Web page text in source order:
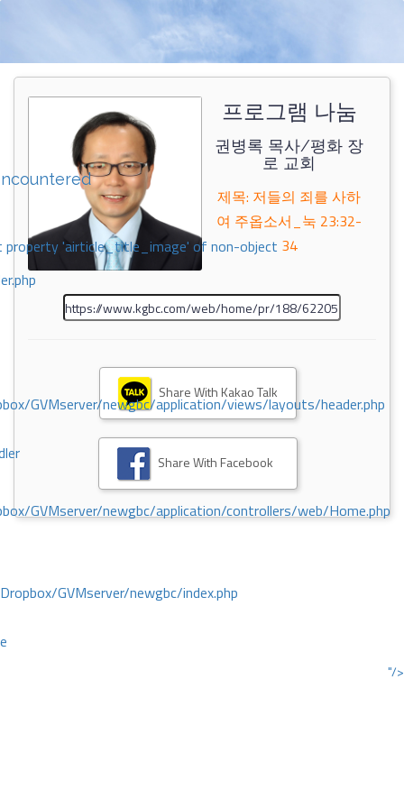
property 'airticle_title_image' of non-object
GVMserver/newgbc/application/views/layouts/header.php
GVMserver/newgbc/application/controllers/web/Home.php
GVMserver/newgbc/index.php
"/>
프로그램 나눔
권병록 목사/평화 장
로 교회
제목: 저들의 죄를 사하
여 주옵소서_눅 23:32-
34
Share With Kakao Talk
Share With Facebook